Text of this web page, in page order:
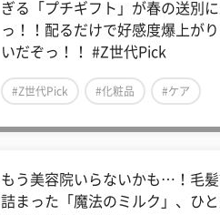
ぎる「プチギフト」が春の送別
っ！！配るだけで好感度爆上が
いだぞっ！！ #Z世代Pick
#Z世代Pick #化粧品 #ケア
もう美容院いらないかも…！毛
詰まった「魔法のミルク」、ひ